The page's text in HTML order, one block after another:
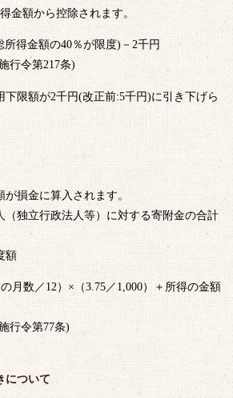
金額から控除されます。
得金額の40％が限度)－2千円
行令第217条)
限額が2千円(改正前:5千円)に引き下げら
損金に算入されます。
（独立行政法人等）に対する寄附金の合計
額
月数／12）×（3.75／1,000）＋所得の金額
行令第77条)
について